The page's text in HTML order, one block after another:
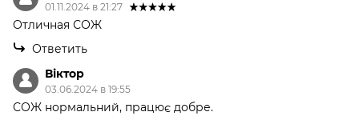
01.11.2024 в 21:27
Отличная СОЖ
Ответить
Віктор
03.06.2024 в 19:55
СОЖ нормальний, працює добре.